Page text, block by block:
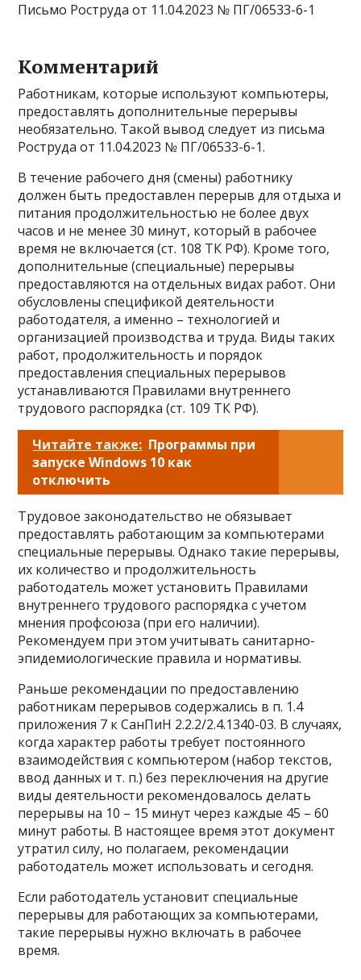
Письмо Роструда от 11.04.2023 № ПГ/06533-6-1
Комментарий
Работникам, которые используют компьютеры,
предоставлять дополнительные перерывы
необязательно. Такой вывод следует из письма
Роструда от 11.04.2023 № ПГ/06533-6-1.
В течение рабочего дня (смены) работнику
должен быть предоставлен перерыв для отдыха и
питания продолжительностью не более двух
часов и не менее 30 минут, который в рабочее
время не включается (ст. 108 ТК РФ). Кроме того,
дополнительные (специальные) перерывы
предоставляются на отдельных видах работ. Они
обусловлены спецификой деятельности
работодателя, а именно – технологией и
организацией производства и труда. Виды таких
работ, продолжительность и порядок
предоставления специальных перерывов
устанавливаются Правилами внутреннего
трудового распорядка (ст. 109 ТК РФ).
Читайте также: Программы при
запуске Windows 10 как
отключить
Трудовое законодательство не обязывает
предоставлять работающим за компьютерами
специальные перерывы. Однако такие перерывы,
их количество и продолжительность
работодатель может установить Правилами
внутреннего трудового распорядка с учетом
мнения профсоюза (при его наличии).
Рекомендуем при этом учитывать санитарно-
эпидемиологические правила и нормативы.
Раньше рекомендации по предоставлению
работникам перерывов содержались в п. 1.4
приложения 7 к СанПиН 2.2.2/2.4.1340-03. В случаях,
когда характер работы требует постоянного
взаимодействия с компьютером (набор текстов,
ввод данных и т. п.) без переключения на другие
виды деятельности рекомендовалось делать
перерывы на 10 – 15 минут через каждые 45 – 60
минут работы. В настоящее время этот документ
утратил силу, но полагаем, рекомендации
работодатель может использовать и сегодня.
Если работодатель установит специальные
перерывы для работающих за компьютерами,
такие перерывы нужно включать в рабочее
время.